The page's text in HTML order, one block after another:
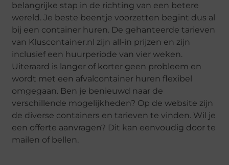
belangrijke stap in de richting van een betere
wereld. Je beste beentje voorzetten begint dus al
bij een container huren. De gehanteerde tarieven
van Kluscontainer.nl zijn all-in prijzen en zijn
inclusief een huurperiode van vier weken.
Uiteraard is langer of korter geen probleem en
wordt met een afvalcontainer huren flexibel
omgegaan. Ben je benieuwd naar de
verschillende mogelijkheden? Op de website zijn
de diverse containers en tarieven te vinden. Wil je
een offerte aanvragen? Dit kan eenvoudig door te
mailen of bellen.